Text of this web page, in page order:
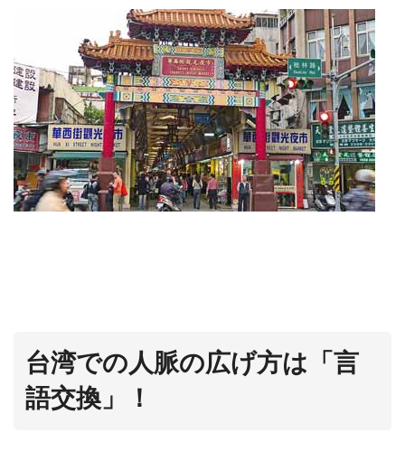
台湾での人脈の広げ方は「言
語交換」！